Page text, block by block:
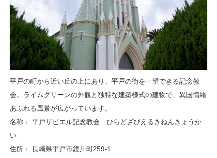
平戸の町から近い丘の上にあり、平戸の街を一望できる記念教
会。ライムグリーンの外観と独特な建築様式の建物で、異国情緒
あふれる風景が広がっています。
名称： 平戸ザビエル記念教会 ひらどざびえるきねんきょうか
い
住所： 長崎県平戸市鏡川町259-1